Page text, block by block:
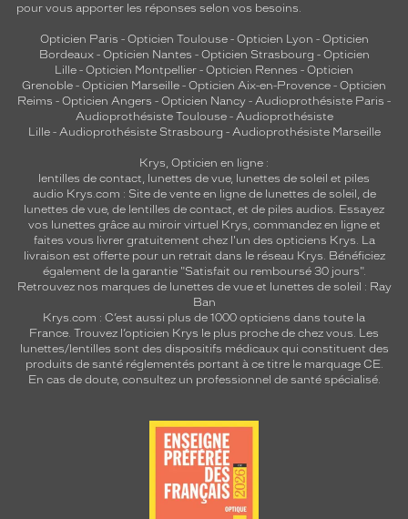
pour vous apporter les réponses selon vos besoins.
Opticien Paris - Opticien Toulouse- Opticien Lyon - Opticien
Bordeaux- Opticien Nantes - Opticien Strasbourg - Opticien
Lille - Opticien Montpellier - Opticien Rennes - Opticien
Grenoble - Opticien Marseille - Opticien Aix-en-Provence - Opticien
Reims - Opticien Angers - Opticien Nancy - Audioprothésiste Paris -
Audioprothésiste Toulouse- Audioprothésiste
Lille- Audioprothésiste Strasbourg - Audioprothésiste Marseille
Krys, Opticien en ligne :
lentilles de contact, lunettes de vue, lunettes de soleil et piles
audio Krys.com : Site de vente en ligne de lunettes de soleil, de
lunettes de vue, de lentilles de contact, et de piles audios. Essayez
vos lunettes grâce au miroir virtuel Krys, commandez en ligne et
faites vous livrer gratuitement chez l'un des opticiens Krys. La
livraison est offerte pour un retrait dans le réseau Krys. Bénéficiez
également de la garantie "Satisfait ou remboursé 30 jours".
Retrouvez nos marques de lunettes de vue et lunettes de soleil : Ray
Ban
Krys.com : C’est aussi plus de 1000 opticiens dans toute la
France. Trouvez l’opticien Krys le plus proche de chez vous. Les
lunettes/lentilles sont des dispositifs médicaux qui constituent des
produits de santé réglementés portant à ce titre le marquage CE.
En cas de doute, consultez un professionnel de santé spécialisé.